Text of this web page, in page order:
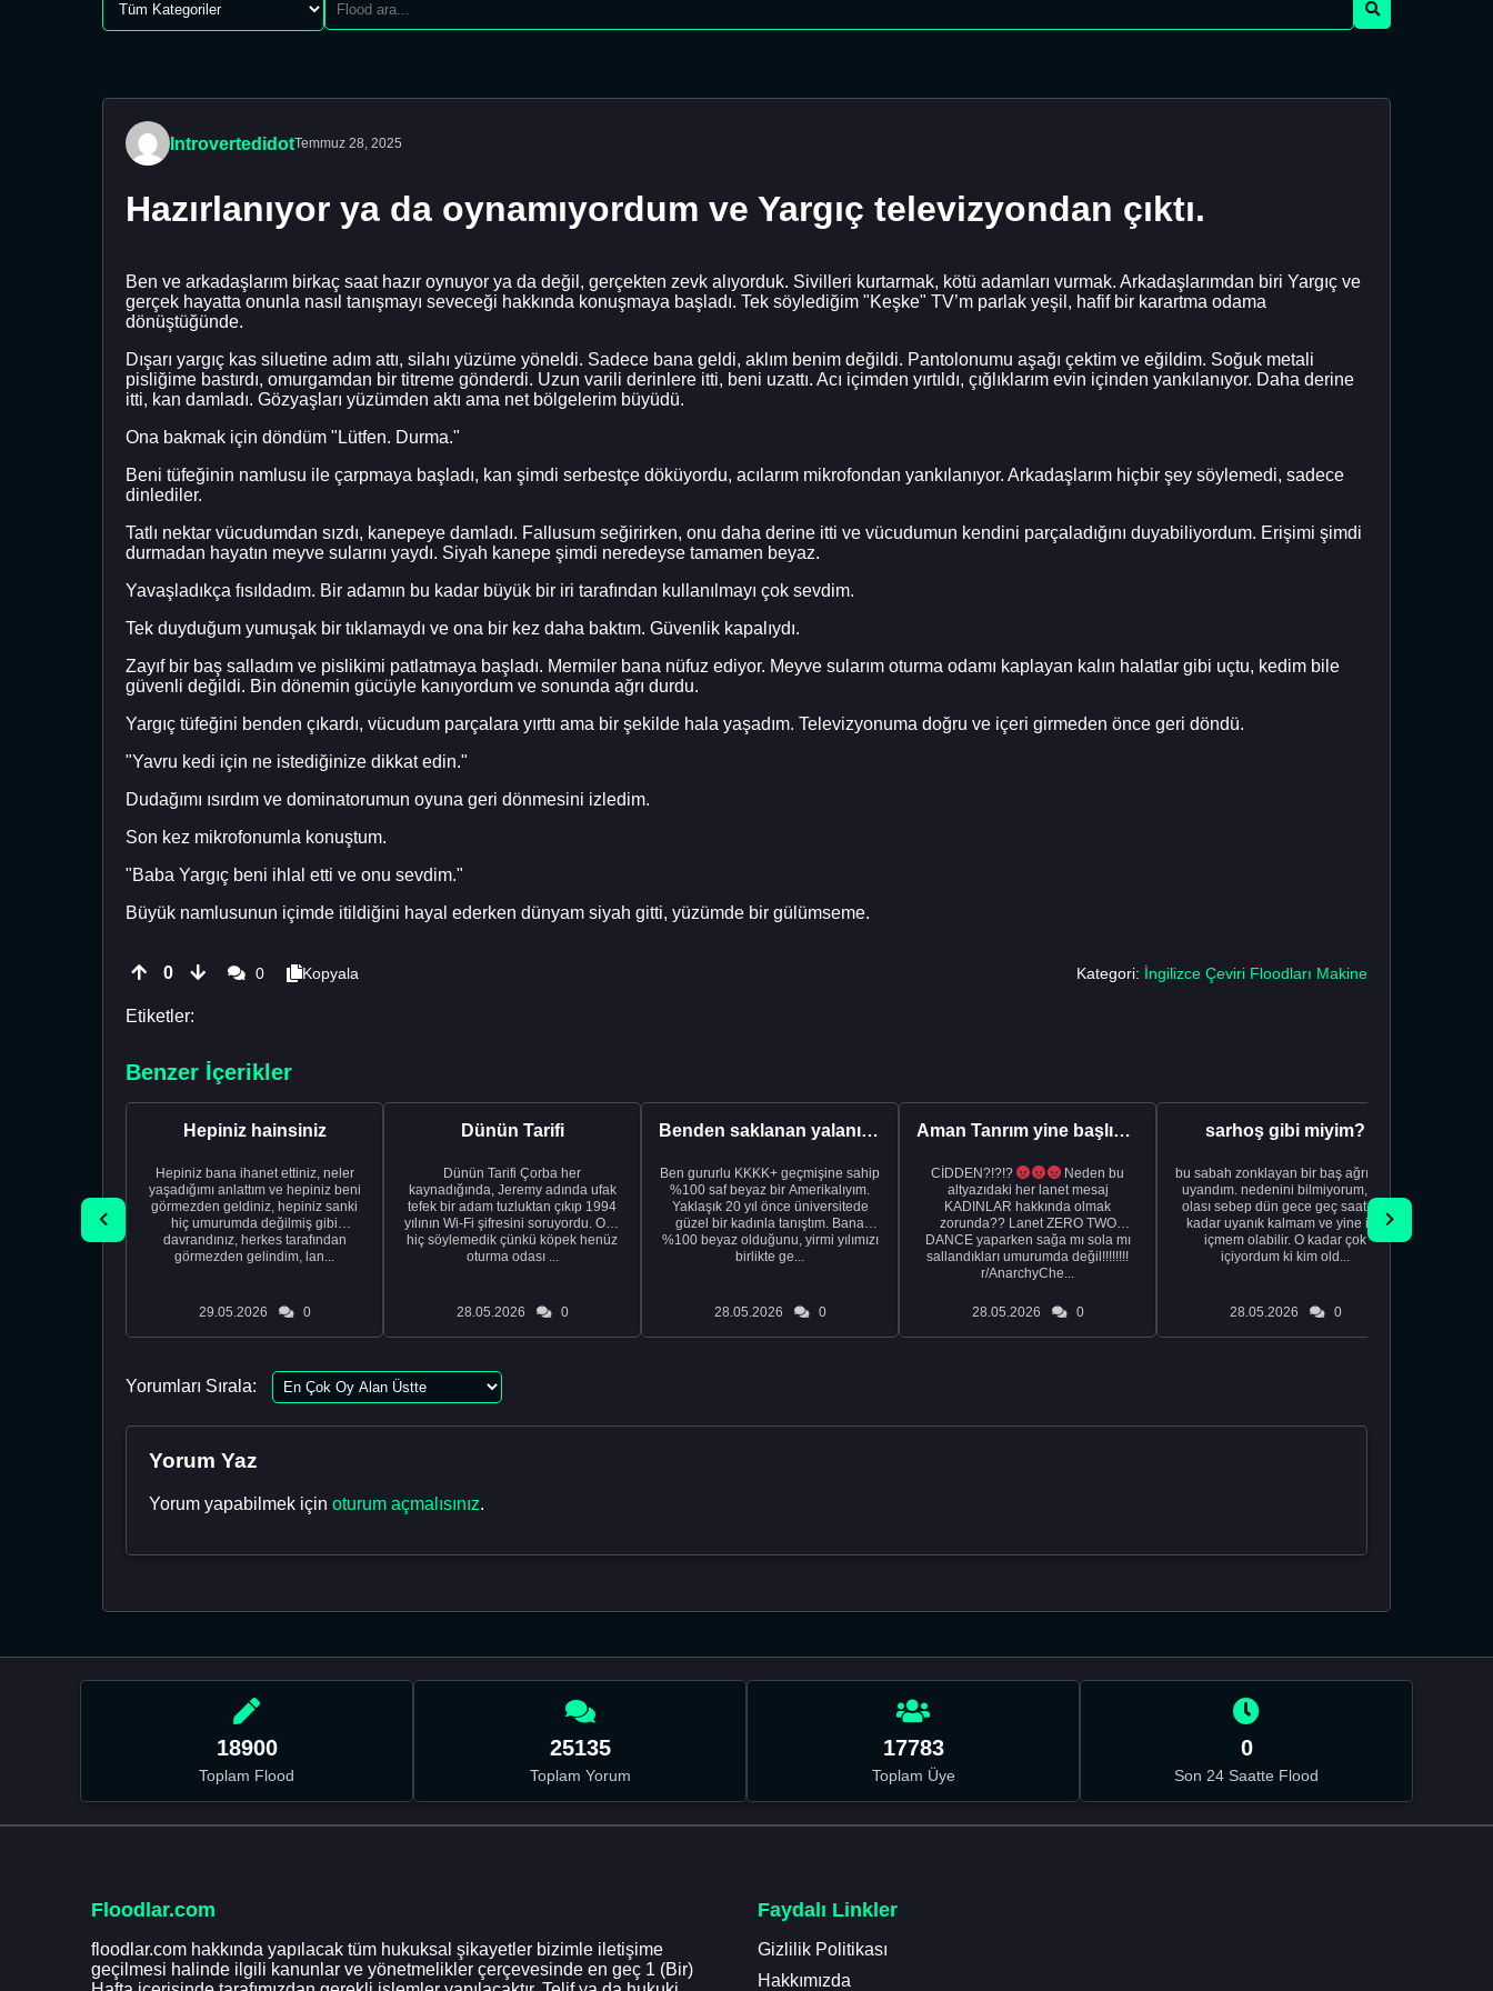
IntrovertedidotTemmuz 28, 2025
Hazırlanıyor ya da oynamıyordum ve Yargıç televizyondan çıktı.
Ben ve arkadaşlarım birkaç saat hazır oynuyor ya da değil, gerçekten zevk alıyorduk. Sivilleri kurtarmak, kötü adamları vurmak. Arkadaşlarımdan biri Yargıç ve
gerçek hayatta onunla nasıl tanışmayı seveceği hakkında konuşmaya başladı. Tek söylediğim "Keşke" TV’m parlak yeşil, hafif bir karartma odama
dönüştüğünde.
Dışarı yargıç kas siluetine adım attı, silahı yüzüme yöneldi. Sadece bana geldi, aklım benim değildi. Pantolonumu aşağı çektim ve eğildim. Soğuk metali
pisliğime bastırdı, omurgamdan bir titreme gönderdi. Uzun varili derinlere itti, beni uzattı. Acı içimden yırtıldı, çığlıklarım evin içinden yankılanıyor. Daha derine
itti, kan damladı. Gözyaşları yüzümden aktı ama net bölgelerim büyüdü.
Ona bakmak için döndüm "Lütfen. Durma."
Beni tüfeğinin namlusu ile çarpmaya başladı, kan şimdi serbestçe döküyordu, acılarım mikrofondan yankılanıyor. Arkadaşlarım hiçbir şey söylemedi, sadece
dinlediler.
Tatlı nektar vücudumdan sızdı, kanepeye damladı. Fallusum seğirirken, onu daha derine itti ve vücudumun kendini parçaladığını duyabiliyordum. Erişimi şimdi
durmadan hayatın meyve sularını yaydı. Siyah kanepe şimdi neredeyse tamamen beyaz.
Yavaşladıkça fısıldadım. Bir adamın bu kadar büyük bir iri tarafından kullanılmayı çok sevdim.
Tek duyduğum yumuşak bir tıklamaydı ve ona bir kez daha baktım. Güvenlik kapalıydı.
Zayıf bir baş salladım ve pislikimi patlatmaya başladı. Mermiler bana nüfuz ediyor. Meyve sularım oturma odamı kaplayan kalın halatlar gibi uçtu, kedim bile
güvenli değildi. Bin dönemin gücüyle kanıyordum ve sonunda ağrı durdu.
Yargıç tüfeğini benden çıkardı, vücudum parçalara yırttı ama bir şekilde hala yaşadım. Televizyonuma doğru ve içeri girmeden önce geri döndü.
"Yavru kedi için ne istediğinize dikkat edin."
Dudağımı ısırdım ve dominatorumun oyuna geri dönmesini izledim.
Son kez mikrofonumla konuştum.
"Baba Yargıç beni ihlal etti ve onu sevdim."
Büyük namlusunun içimde itildiğini hayal ederken dünyam siyah gitti, yüzümde bir gülümseme.
0 0 Kopyala Kategori: İngilizce Çeviri Floodları Makine
Etiketler:
Benzer İçerikler
Hepiniz hainsiniz
Hepiniz bana ihanet ettiniz, neler
yaşadığımı anlattım ve hepiniz beni
görmezden geldiniz, hepiniz sanki
hiç umurumda değilmiş gibi
davrandınız, herkes tarafından
görmezden gelindim, lan...
29.05.2026 0
Dünün Tarifi
Dünün Tarifi Çorba her
kaynadığında, Jeremy adında ufak
tefek bir adam tuzluktan çıkıp 1994
yılının Wi-Fi şifresini soruyordu. Ona
hiç söylemedik çünkü köpek henüz
oturma odası ...
28.05.2026 0
Benden saklanan yalanı ortaya çıkardıktan sonra eşimden...
Ben gururlu KKKK+ geçmişine sahip
%100 saf beyaz bir Amerikalıyım.
Yaklaşık 20 yıl önce üniversitede
güzel bir kadınla tanıştım. Bana
%100 beyaz olduğunu, yirmi yılımızı
birlikte ge...
28.05.2026 0
Aman Tanrım yine başlıyoruz..
CİDDEN?!?!?
Neden bu
altyazıdaki her lanet mesaj
KADINLAR hakkında olmak
zorunda?? Lanet ZERO TWO
DANCE yaparken sağa mı sola mı
sallandıkları umurumda değil!!!!!!!!
r/AnarchyChe...
28.05.2026 0
sarhoş gibi miyim?
bu sabah zonklayan bir baş ağrısıyla
uyandım. nedenini bilmiyorum, tek
olası sebep dün gece geç saatlere
kadar uyanık kalmam ve yine içki
içmem olabilir. O kadar çok
içiyordum ki kim old...
28.05.2026 0
Yorumları Sırala:
Yorum Yaz
Yorum yapabilmek için oturum açmalısınız.
18900
Toplam Flood
25135
Toplam Yorum
17783
Toplam Üye
0
Son 24 Saatte Flood
Floodlar.com
floodlar.com hakkında yapılacak tüm hukuksal şikayetler bizimle iletişime
geçilmesi halinde ilgili kanunlar ve yönetmelikler çerçevesinde en geç 1 (Bir)
Faydalı Linkler
Gizlilik Politikası
Hakkımızda